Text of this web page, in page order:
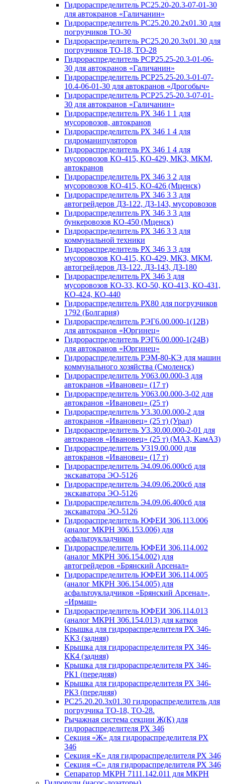
Гидрораспределитель РС25.20-20.3-07-01-30
для автокранов «Галичанин»
Гидрораспределитель РС25.20.20.2х01.30 для
погрузчиков ТО-30
Гидрораспределитель РС25.20.20.3х01.30 для
погрузчиков ТО-18, ТО-28
Гидрораспределитель РСР25.25-20.3-01-06-
30 для автокранов «Галичанин»
Гидрораспределитель РСР25.25-20.3-01-07-
10.4-06-01-30 для автокранов «Дрогобыч»
Гидрораспределитель РСР25.25-20.3-07-01-
30 для автокранов «Галичанин»
Гидрораспределитель РХ 346 1 1 для
мусоровозов, автокранов
Гидрораспределитель РХ 346 1 4 для
гидроманипуляторов
Гидрораспределитель РХ 346 1 4 для
мусоровозов КО-415, КО-429, МКЗ, МКМ,
автокранов
Гидрораспределитель РХ 346 3 2 для
мусоровозов КО-415, КО-426 (Мценск)
Гидрораспределитель РХ 346 3 3 для
автогрейдеров ДЗ-122, ДЗ-143, мусоровозов
Гидрораспределитель РХ 346 3 3 для
бункеровозов КО-450 (Мценск)
Гидрораспределитель РХ 346 3 3 для
коммунальной техники
Гидрораспределитель РХ 346 3 3 для
мусоровозов КО-415, КО-429, МКЗ, МКМ,
автогрейдеров ДЗ-122, ДЗ-143, ДЗ-180
Гидрораспределитель РХ 346 3 для
мусоровозов КО-33, КО-50, КО-413, КО-431,
КО-424, КО-440
Гидрораспределитель РХ80 для погрузчиков
1792 (Болгария)
Гидрораспределитель РЭГ6.00.000-1(12В)
для автокранов «Юргинец»
Гидрораспределитель РЭГ6.00.000-1(24В)
для автокранов «Юргинец»
Гидрораспределитель РЭМ-80-КЭ для машин
коммунального хозяйства (Смоленск)
Гидрораспределитель У063.00.000-3 для
автокранов «Ивановец» (17 т)
Гидрораспределитель У063.00.000-3-02 для
автокранов «Ивановец» (25 т)
Гидрораспределитель У3.30.00.000-2 для
автокранов «Ивановец» (25 т) (Урал)
Гидрораспределитель У3.30.00.000-2-01 для
автокранов «Ивановец» (25 т) (МАЗ, КамАЗ)
Гидрораспределитель У319.00.000 для
автокранов «Ивановец» (17 т)
Гидрораспределитель Э4.09.06.000сб для
экскаватора ЭО-5126
Гидрораспределитель Э4.09.06.200сб для
экскаватора ЭО-5126
Гидрораспределитель Э4.09.06.400сб для
экскаватора ЭО-5126
Гидрораспределитель ЮФЕИ 306.113.006
(аналог МКРН 306.153.006) для
асфальтоукладчиков
Гидрораспределитель ЮФЕИ 306.114.002
(аналог МКРН 306.154.002) для
автогрейдеров «Брянский Арсенал»
Гидрораспределитель ЮФЕИ 306.114.005
(аналог МКРН 306.154.005) для
асфальтоукладчиков «Брянский Арсенал»,
«Ирмаш»
Гидрораспределитель ЮФЕИ 306.114.013
(аналог МКРН 306.154.013) для катков
Крышка для гидрораспределителя РХ 346-
КК3 (задняя)
Крышка для гидрораспределителя РХ 346-
КК4 (задняя)
Крышка для гидрораспределителя РХ 346-
РК1 (передняя)
Крышка для гидрораспределителя РХ 346-
РК3 (передняя)
РС25.20.20.3х01.30 гидрораспределитель для
погрузчика ТО-18, ТО-28.
Рычажная система секции Ж(К) для
гидрораспределителя РХ 346
Секция «Ж» для гидрораспределителя РХ
346
Секция «К» для гидрораспределителя РХ 346
Секция «С» для гидрораспределителя РХ 346
Сепаратор МКРН 7111.142.011 для МКРН